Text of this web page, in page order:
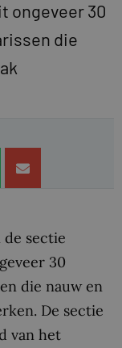
ongeveer 30
die
de sectie
30
die nauw en
De sectie
van het